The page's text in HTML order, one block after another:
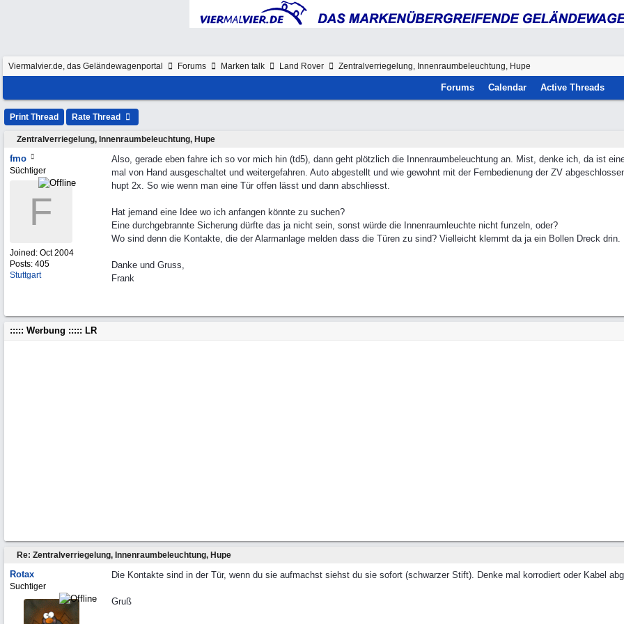
Viermalvier.de, das Geländewagenportal Forums Marken talk Land Rover Zentralverriegelung, Innenraumbeleuchtung, Hupe
Forums Calendar Active Threads
Print Thread Rate Thread
Zentralverriegelung, Innenraumbeleuchtung, Hupe
fmo
Süchtiger
F
Joined: Oct 2004
Posts: 405
Stuttgart
Also, gerade eben fahre ich so vor mich hin (td5), dann geht plötzlich die Innenraumbeleuchtung an. Mist, denke ich, da ist
mal von Hand ausgeschaltet und weitergefahren. Auto abgestellt und wie gewohnt mit der Fernbedienung der ZV
hupt 2x. So wie wenn man eine Tür offen lässt und dann abschliesst.
Hat jemand eine Idee wo ich anfangen könnte zu suchen?
Eine durchgebrannte Sicherung dürfte das ja nicht sein, sonst würde die Innenraumleuchte nicht funzeln, oder?
Wo sind denn die Kontakte, die der Alarmanlage melden dass die Türen zu sind? Vielleicht klemmt da ja ein Bollen Dreck drin.
Danke und Gruss,
Frank
::::: Werbung ::::: LR
Re: Zentralverriegelung, Innenraumbeleuchtung, Hupe
Rotax
Suchtiger
Die Kontakte sind in der Tür, wenn du sie aufmachst siehst du sie sofort (schwarzer Stift). Denke mal korrodiert oder Kabel
Gruß